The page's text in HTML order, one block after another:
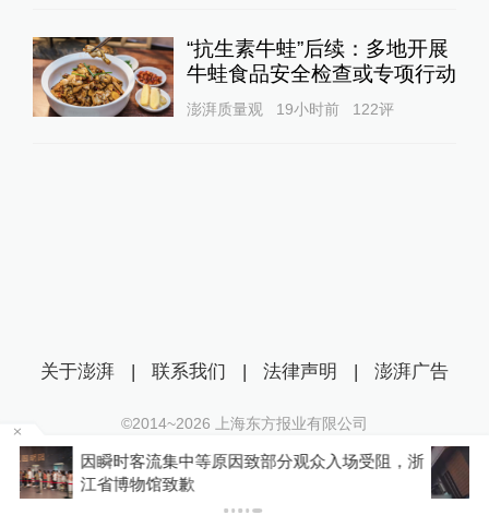
“抗生素牛蛙”后续：多地开展
牛蛙食品安全检查或专项行动
澎湃质量观 19小时前 122评
阻，浙
游客睡自己车里被酒店收150元“住宿费”，监
门介入后酒店退款并赔偿1000元
关于澎湃 | 联系我们 | 法律声明 | 澎湃广告
©2014~2026 上海东方报业有限公司
沪ICP证：沪B2-20170116 | 沪ICP备14003370号
互联网新闻信息服务许可证：31120170006
沪公网安备 31010602000299号